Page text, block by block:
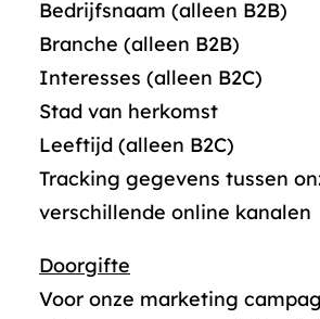
Bedrijfsnaam (alleen B2B)
Branche (alleen B2B)
Interesses (alleen B2C)
Stad van herkomst
Leeftijd (alleen B2C)
Tracking gegevens tussen
verschillende online kanalen
Doorgifte
Voor onze marketing